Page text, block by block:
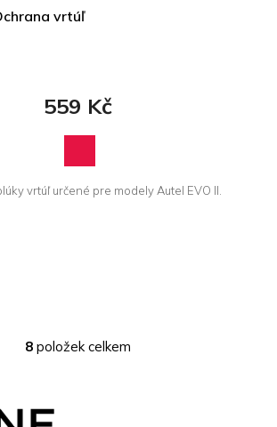
vrtúľ
559 Kč
vrtúľ určené pre modely Autel EVO II.
O
8položek celkem